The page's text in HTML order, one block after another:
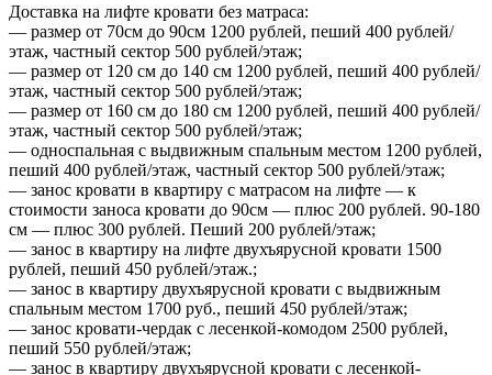
Доставка на лифте кровати без матраса:
— размер от 70см до 90см 1200 рублей, пеший 400 рублей/
этаж, частный сектор 500 рублей/этаж;
— размер от 120 см до 140 см 1200 рублей, пеший 400 рублей/
этаж, частный сектор 500 рублей/этаж;
— размер от 160 см до 180 см 1200 рублей, пеший 400 рублей/
этаж, частный сектор 500 рублей/этаж;
— односпальная с выдвижным спальным местом 1200 рублей,
пеший 400 рублей/этаж, частный сектор 500 рублей/этаж;
— занос кровати в квартиру с матрасом на лифте — к
стоимости заноса кровати до 90см — плюс 200 рублей. 90-180
см — плюс 300 рублей. Пеший 200 рублей/этаж;
— занос в квартиру на лифте двухъярусной кровати 1500
рублей, пеший 450 рублей/этаж.;
— занос в квартиру двухъярусной кровати с выдвижным
спальным местом 1700 руб., пеший 450 рублей/этаж;
— занос кровати-чердак с лесенкой-комодом 2500 рублей,
пеший 550 рублей/этаж;
— занос в квартиру двухъярусной кровати с лесенкой-